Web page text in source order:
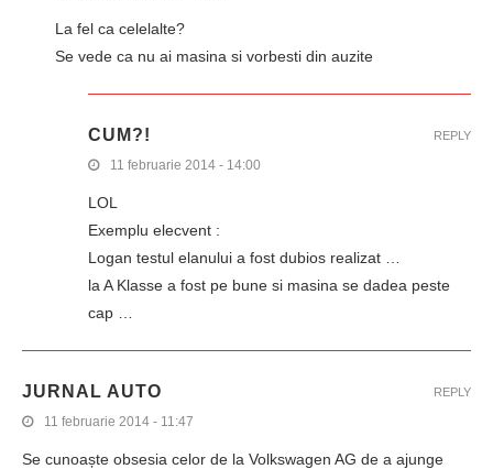
La fel ca celelalte?
Se vede ca nu ai masina si vorbesti din auzite
CUM?!
11 februarie 2014 - 14:00
LOL
Exemplu elecvent :
Logan testul elanului a fost dubios realizat …
la A Klasse a fost pe bune si masina se dadea peste
cap …
REPLY
JURNAL AUTO
11 februarie 2014 - 11:47
Se cunoaște obsesia celor de la Volkswagen AG de a ajunge
REPLY